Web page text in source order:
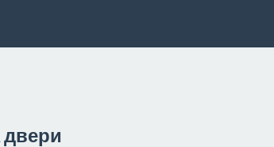
двери